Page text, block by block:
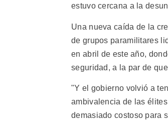
estuvo cercana a la
Una nueva caída de la
de grupos paramilitares
en abril de este año,
seguridad, a la par de
"Y el gobierno volvió a
ambivalencia de las
demasiado costoso para